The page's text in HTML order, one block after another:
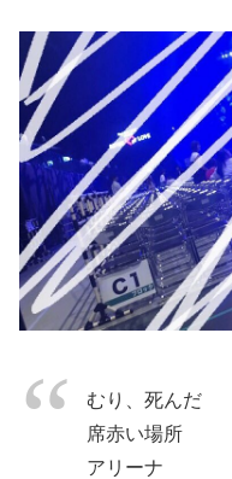
むり、死んだ
席赤い場所
アリーナ